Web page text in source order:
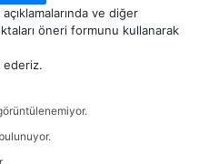
ve diğer
öneri formunu kullanarak
ederiz.